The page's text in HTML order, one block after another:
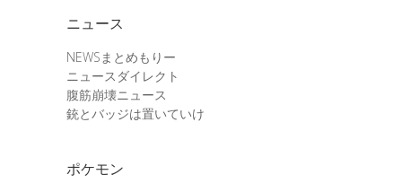
ニュース
NEWSまとめもりー
ニュースダイレクト
腹筋崩壊ニュース
銃とバッジは置いていけ
ポケモン